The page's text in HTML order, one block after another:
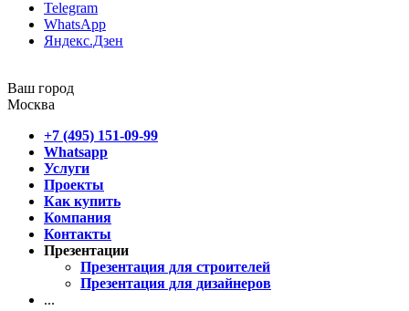
Telegram
WhatsApp
Яндекс.Дзен
Ваш город
Москва
+7 (495) 151-09-99
Whatsapp
Услуги
Проекты
Как купить
Компания
Контакты
Презентации
Презентация для строителей
Презентация для дизайнеров
...